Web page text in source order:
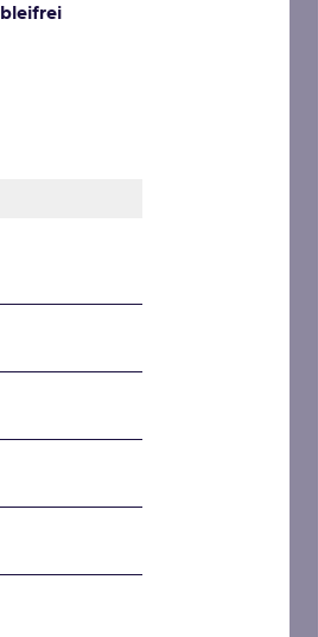
bleifrei